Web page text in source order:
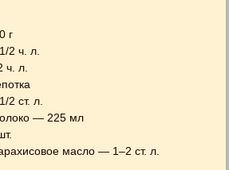
г
2 ч. л.
ч. л.
ст. л.
— 225 мл
масло — 1–2 ст. л.